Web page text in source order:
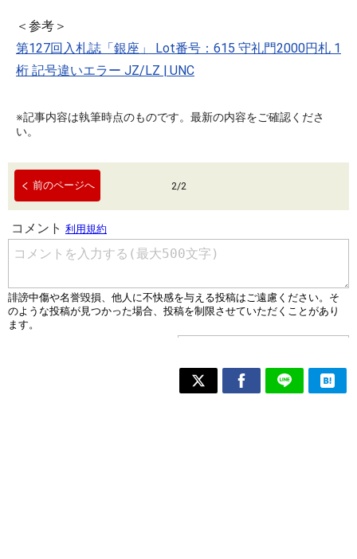
＜参考＞
第127回入札誌「銀座」 Lot番号：615 守礼門2000円札 1
桁 記号違いエラー JZ/LZ | UNC
※記事内容は執筆時点のものです。最新の内容をご確認くださ
い。
前のページへ 2/2